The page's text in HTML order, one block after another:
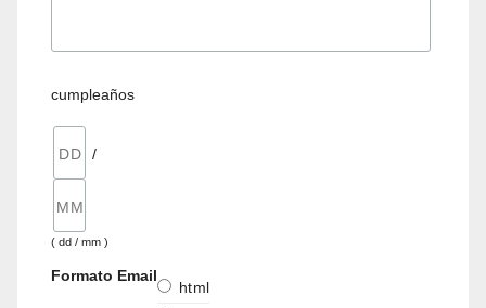
cumpleaños
/
( dd / mm )
Formato Email
html